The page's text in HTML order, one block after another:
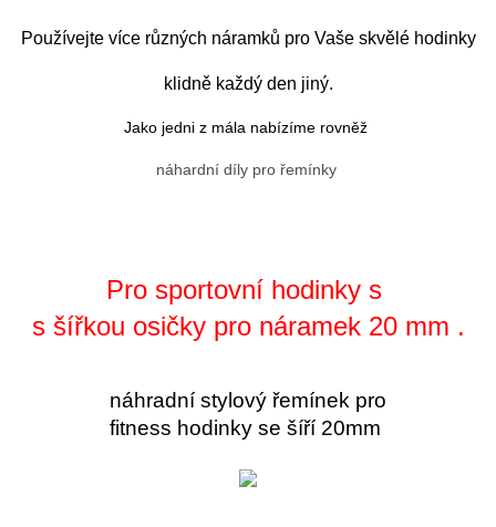
Používejte více různých náramků pro Vaše skvělé hodinky
klidně každý den jiný.
Jako jedni z mála nabízíme rovněž
náhardní díly pro řemínky
Pro sportovní hodinky s
s šířkou osičky pro náramek 20 mm .
náhradní stylový řemínek pro
fitness hodinky se šíří 20mm